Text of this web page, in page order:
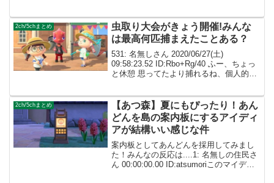
ID:caZ2RUMYM お花と...
2ch/5chまとめ
虫取り大会がきょう開催!みんな
は最高何匹捕まえたことある？
531: 名無しさん 2020/06/27(土)
09:58:23.52 ID:Rbo+Rg/40 ふー、ちょっ
と休憩 思ってたより捕れるね、個人的に
だな 532: 名...
2ch/5chまとめ
【あつ森】夏にもぴったり！あん
どんを島の案内板にするアイディ
アが結構いい感じな件
案内板としてあんどんを採用してみまし
た！みんなの反応は....1: 名無しの住民さ
ん 00:00:00.00 ID:atsumoriこのマイデザ